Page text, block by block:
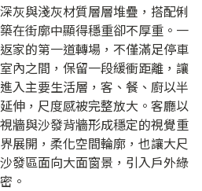
灰與淺灰材質層層堆疊，搭配俐
在街廓中顯得穩重卻不厚重。一
家的第一道轉場，不僅滿足停車
內之間，保留一段緩衝距離，讓
入主要生活層，客、餐、廚以半
伸，尺度感被完整放大。客廳以
牆與沙發背牆形成穩定的視覺重
展開，柔化空間輪廓，也讓大尺
發區面向大面窗景，引入戶外綠
。